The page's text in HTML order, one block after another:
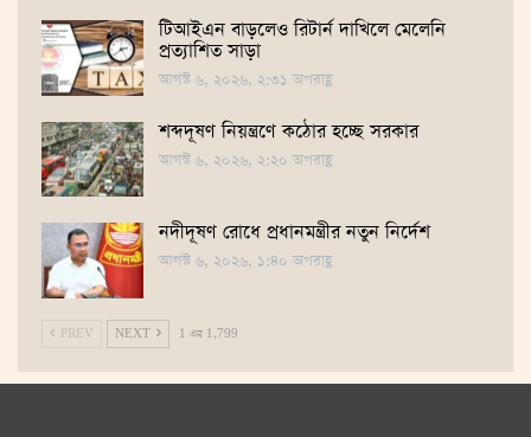
টিআইএন বাড়লেও রিটার্ন দাখিলে মেলেনি
প্রত্যাশিত সাড়া
আগস্ট ৬, ২০২৬, ২:৩১ অপরাহ্ণ
শব্দদূষণ নিয়ন্ত্রণে কঠোর হচ্ছে সরকার
আগস্ট ৬, ২০২৬, ২:২০ অপরাহ্ণ
নদীদূষণ রোধে প্রধানমন্ত্রীর নতুন নির্দেশ
আগস্ট ৬, ২০২৬, ১:৪০ অপরাহ্ণ
PREV NEXT 1 এর 1,799